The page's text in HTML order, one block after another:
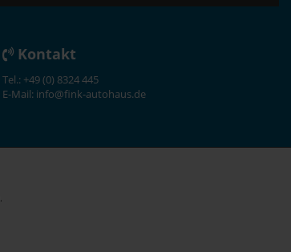
Kontakt
Tel.: +49 (0) 8324 445
E-Mail: info@fink-autohaus.de